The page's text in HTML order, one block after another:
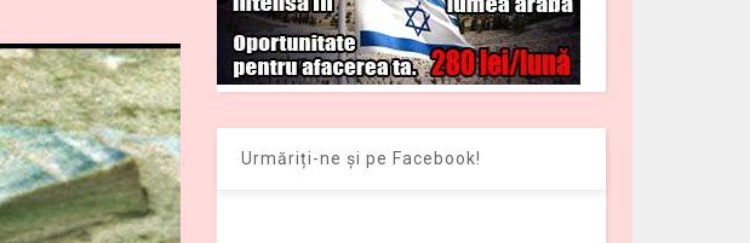
Urmăriți-ne și pe Facebook!